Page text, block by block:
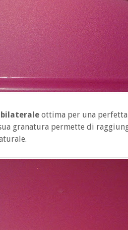
ottima per una
granatura permette di